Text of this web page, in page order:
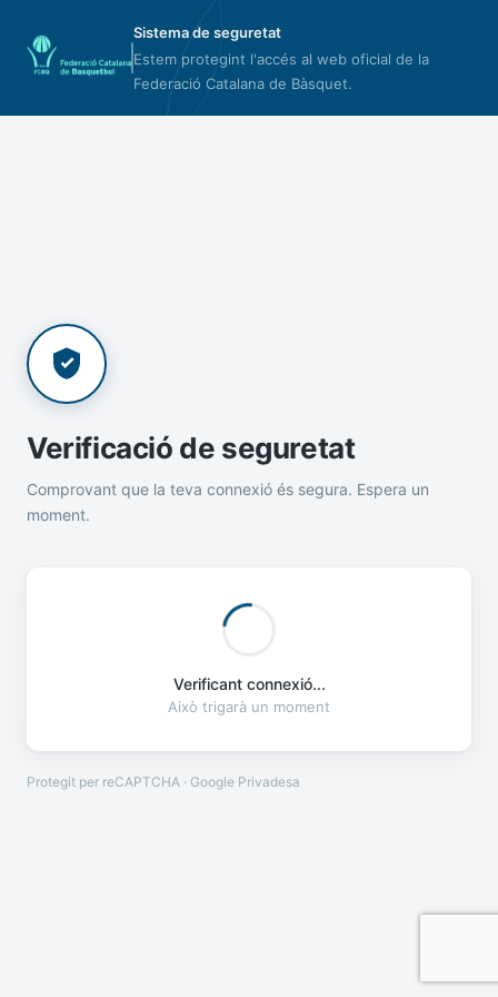
Sistema de seguretat
Estem protegint l'accés al web oficial de la
Federació Catalana de Bàsquet.
Verificació de seguretat
Comprovant que la teva connexió és segura. Espera un
moment.
Verificant connexió...
Això trigarà un moment
Protegit per reCAPTCHA · Google Privadesa